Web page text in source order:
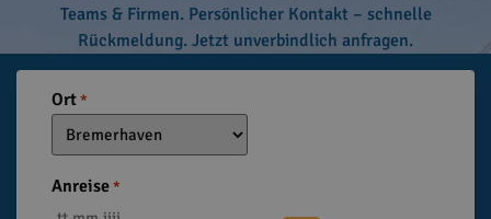
Teams & Firmen. Persönlicher Kontakt – schnelle
Rückmeldung. Jetzt unverbindlich anfragen.
Ort *
Anreise *